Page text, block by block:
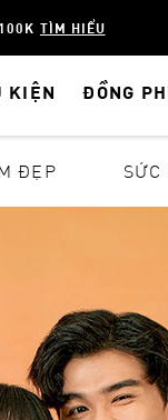
TÌM HIỂU
KIỆN ĐỒNG
ĐẸP SỨC